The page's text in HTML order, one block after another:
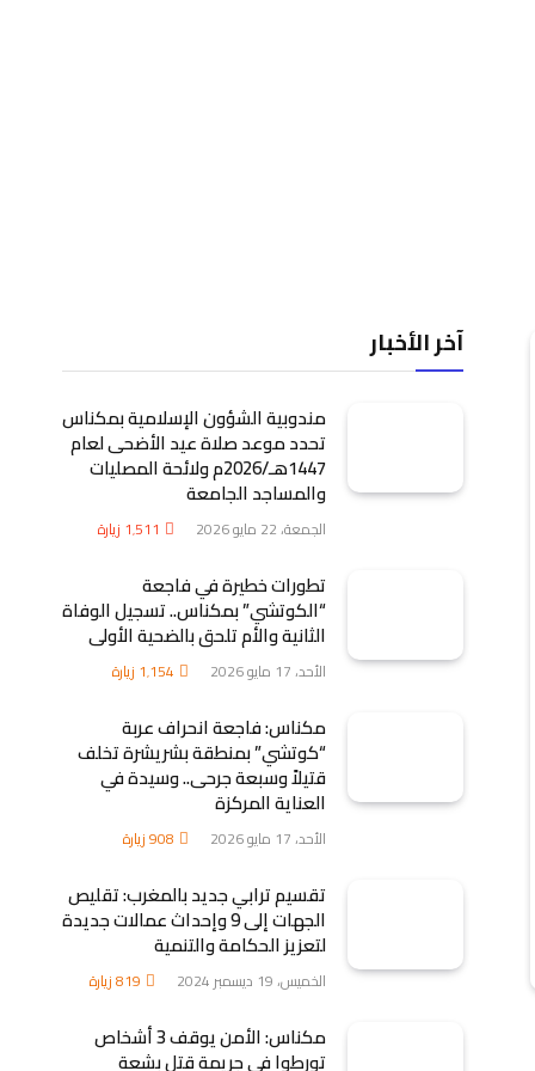
آخر الأخبار
مندوبية الشؤون الإسلامية بمكناس
تحدد موعد صلاة عيد الأضحى لعام
1447هـ/2026م ولائحة المصليات
والمساجد الجامعة
الجمعة، 22 مايو 2026 1٬511 زيارة
تطورات خطيرة في فاجعة
“الكوتشي” بمكناس.. تسجيل الوفاة
الثانية والأم تلحق بالضحية الأولى
الأحد، 17 مايو 2026 1٬154 زيارة
مكناس: فاجعة انحراف عربة
“كوتشي” بمنطقة بشريشرة تخلف
قتيلاً وسبعة جرحى.. وسيدة في
العناية المركزة
الأحد، 17 مايو 2026 908زيارة
تقسيم ترابي جديد بالمغرب: تقليص
الجهات إلى 9 وإحداث عمالات جديدة
لتعزيز الحكامة والتنمية
الخميس، 19 ديسمبر 2024 819زيارة
مكناس: الأمن يوقف 3 أشخاص
تورطوا في جريمة قتل بشعة